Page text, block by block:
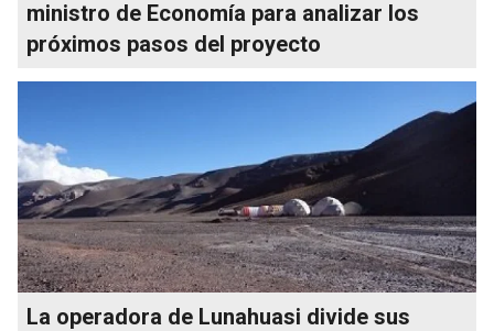
ministro de Economía para analizar los
próximos pasos del proyecto
La operadora de Lunahuasi divide sus